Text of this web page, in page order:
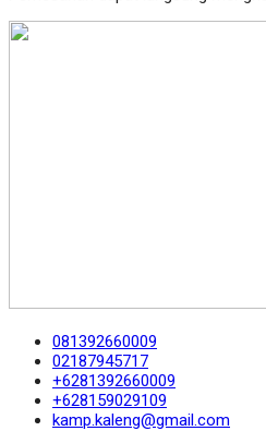
081392660009
02187945717
+6281392660009
+628159029109
kamp.kaleng@gmail.com